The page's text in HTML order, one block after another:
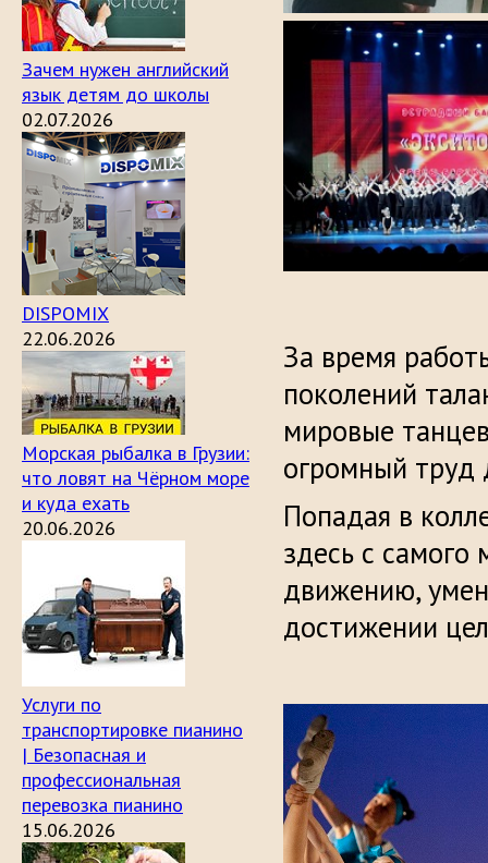
Зачем нужен английский
язык детям до школы
02.07.2026
DISPOMIX
22.06.2026
Морская рыбалка в Грузии:
что ловят на Чёрном море
и куда ехать
20.06.2026
Услуги по
транспортировке пианино
| Безопасная и
профессиональная
перевозка пианино
15.06.2026
За время
поколений
мировые
огромный труд
Попадая в
здесь с самого
движению,
достижении